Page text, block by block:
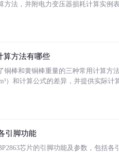
方法，并附电力变压器损耗计算实例
算方法有哪些
铜棒和黄铜棒重量的三种常用计算方
）和计算公式的差异，并提供实际
引脚功能
芯片的引脚功能及参数，包括